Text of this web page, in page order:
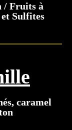
/ Fruits à
Sulfites
caramel